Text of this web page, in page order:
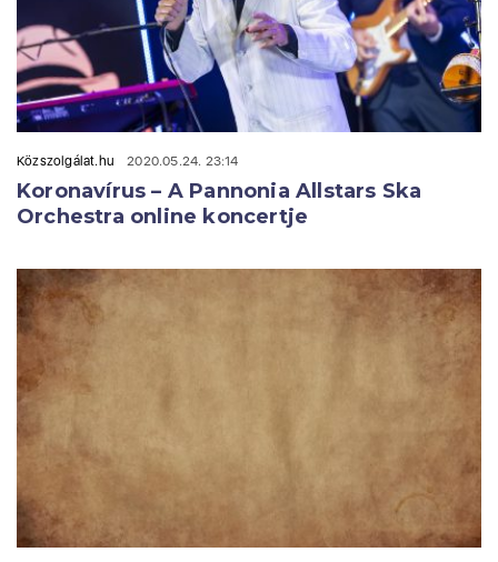
Közszolgálat.hu 2020.05.24. 23:14
Koronavírus – A Pannonia Allstars Ska
Orchestra online koncertje